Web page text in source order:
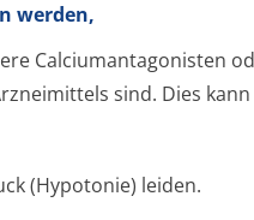
werden,
Calciumantagonisten
sind. Dies kann
(Hypotonie) leiden.